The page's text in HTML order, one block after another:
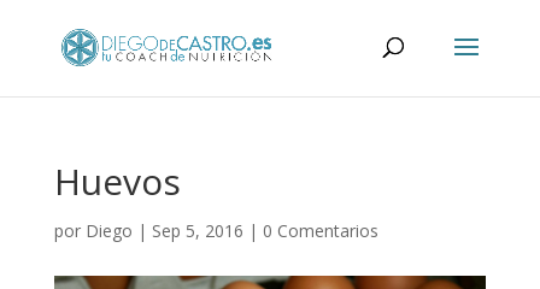
Huevos
por Diego | Sep 5, 2016 | 0 Comentarios